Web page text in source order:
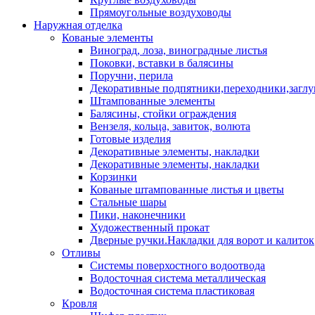
Прямоугольные воздуховоды
Наружная отделка
Кованые элементы
Виноград, лоза, виноградные листья
Поковки, вставки в балясины
Поручни, перила
Декоративные
Штампованные элементы
Балясины, стойки ограждения
Вензеля, кольца, завиток, волюта
Готовые изделия
Декоративные элементы, накладки
Декоративные элементы, накладки
Корзинки
Кованые штампованные листья и цветы
Стальные шары
Пики, наконечники
Художественный прокат
Дверные ручки.Накладки для ворот и калиток
Отливы
Системы поверхостного водоотвода
Водосточная система металлическая
Водосточная система пластиковая
Кровля